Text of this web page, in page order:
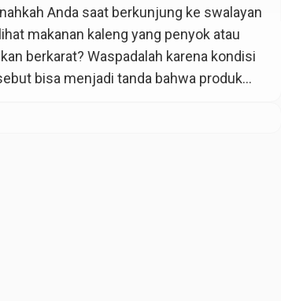
Anda saat berkunjung ke swalayan
makanan kaleng yang penyok atau
berkarat? Waspadalah karena kondisi
bisa menjadi tanda bahwa produk